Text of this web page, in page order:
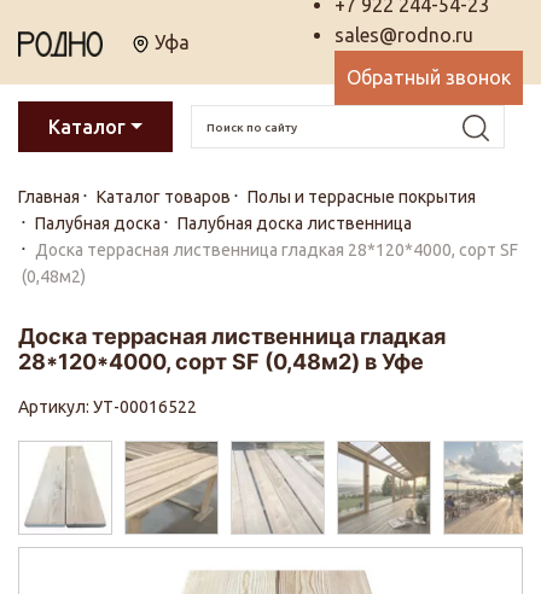
Уфа
+7 922 244-54-23
sales@rodno.ru
Обратный звонок
Каталог
Главная Каталог товаров
Полы и террасные покрытия
Палубная доска
Палубная доска лиственница
Доска террасная лиственница гладкая 28*120*4000, сорт SF
(0,48м2)
Доска террасная лиственница гладкая
28*120*4000, сорт SF (0,48м2) в Уфе
Артикул: УТ-00016522